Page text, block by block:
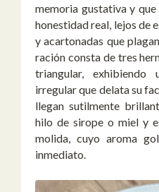
memoria gustativa y
honestidad real, lejos de
y acartonadas que
ración consta de tres
triangular,
irregular que delata su
llegan sutilmente
hilo de sirope o miel y
molida, cuyo aroma
inmediato.